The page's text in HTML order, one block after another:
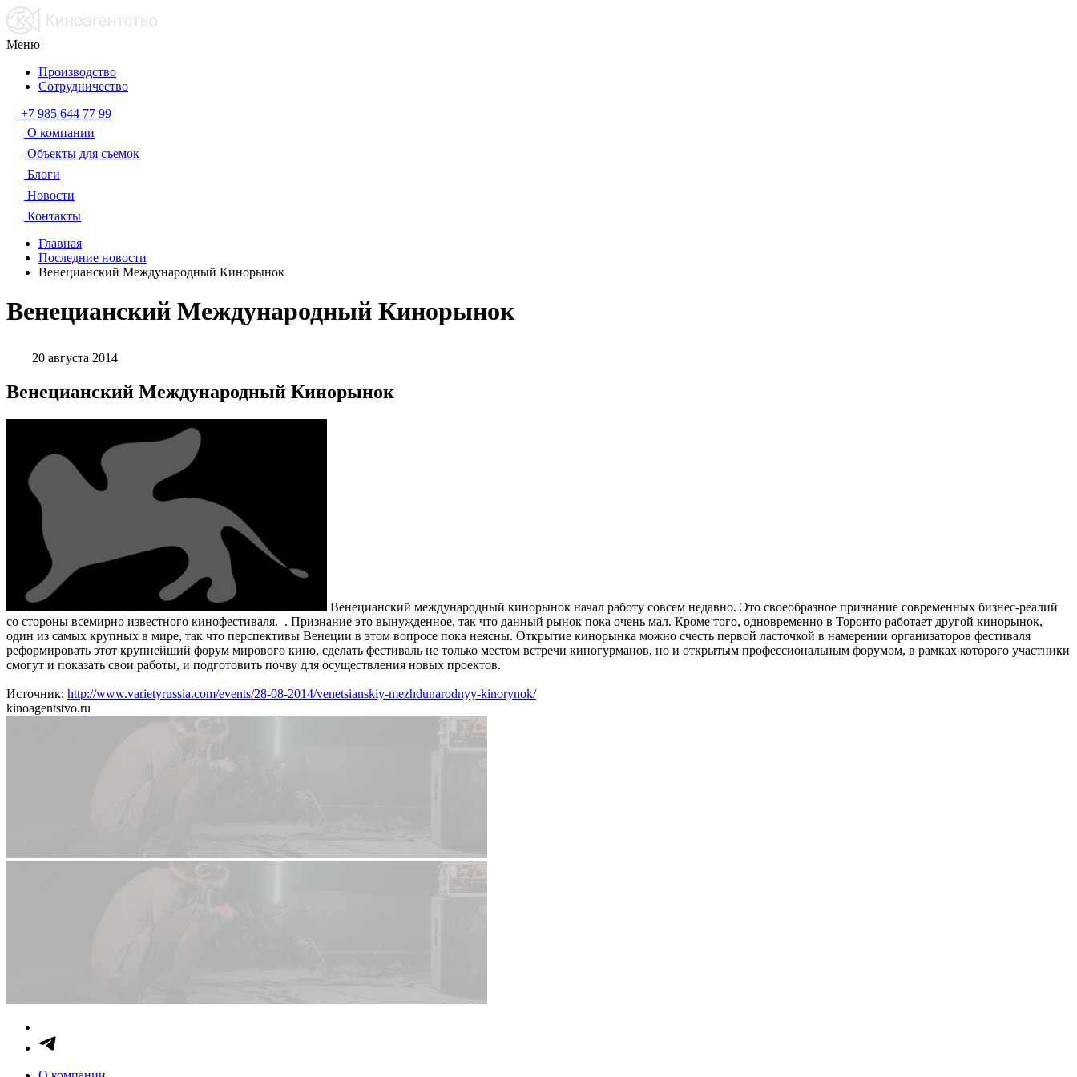
Меню
Производство
Сотрудничество
+7 985 644 77 99
О компании
Объекты для съемок
Блоги
Новости
Контакты
Главная
Последние новости
Венецианский Международный Кинорынок
Венецианский Международный Кинорынок
20 августа 2014
Венецианский Международный Кинорынок
Венецианский международный кинорынок начал работу совсем недавно. Это своеобразное признание современных бизнес-реалий
со стороны всемирно известного кинофестиваля. . Признание это вынужденное, так что данный рынок пока очень мал. Кроме того, одновременно в Торонто работает другой кинорынок,
один из самых крупных в мире, так что перспективы Венеции в этом вопросе пока неясны. Открытие кинорынка можно счесть первой ласточкой в намерении организаторов фестиваля
реформировать этот крупнейший форум мирового кино, сделать фестиваль не только местом встречи киногурманов, но и открытым профессиональным форумом, в рамках которого участники
смогут и показать свои работы, и подготовить почву для осуществления новых проектов.
Источник: http://www.varietyrussia.com/events/28-08-2014/venetsianskiy-mezhdunarodnyy-kinorynok/
kinoagentstvo.ru